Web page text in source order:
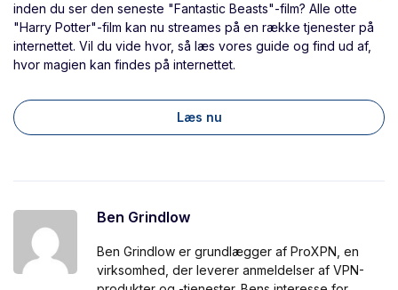
inden du ser den seneste "Fantastic Beasts"-film? Alle otte
"Harry Potter"-film kan nu streames på en række tjenester på
internettet. Vil du vide hvor, så læs vores guide og find ud af,
hvor magien kan findes på internettet.
Læs nu
Ben Grindlow
Ben Grindlow er grundlægger af ProXPN, en
virksomhed, der leverer anmeldelser af VPN-